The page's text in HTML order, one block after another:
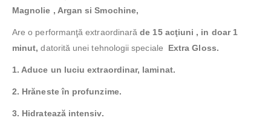
Magnolie , Argan si Smochine,
Are o performanţă extraordinarăde 15 acţiuni , in doar 1
minut, datorită unei tehnologii speciale Extra Gloss.
1. Aduce un luciu extraordinar, laminat.
2. Hrăneste în profunzime.
3. Hidratează intensiv.